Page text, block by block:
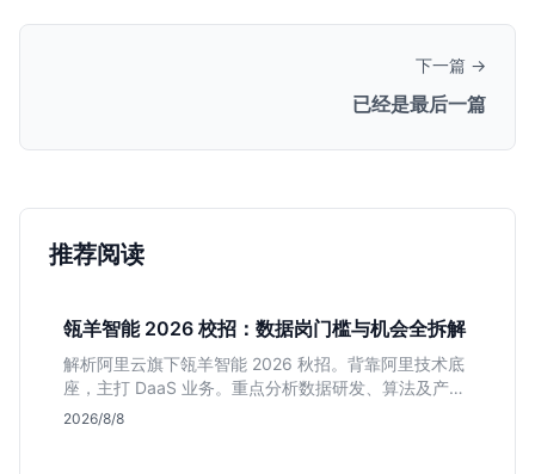
下一篇 →
已经是最后一篇
推荐阅读
瓴羊智能 2026 校招：数据岗门槛与机会全拆解
解析阿里云旗下瓴羊智能 2026 秋招。背靠阿里技术底
座，主打 DaaS 业务。重点分析数据研发、算法及产品
岗的硬性要求，评估 B 端数据路线的成长曲线与抗压挑
2026/8/8